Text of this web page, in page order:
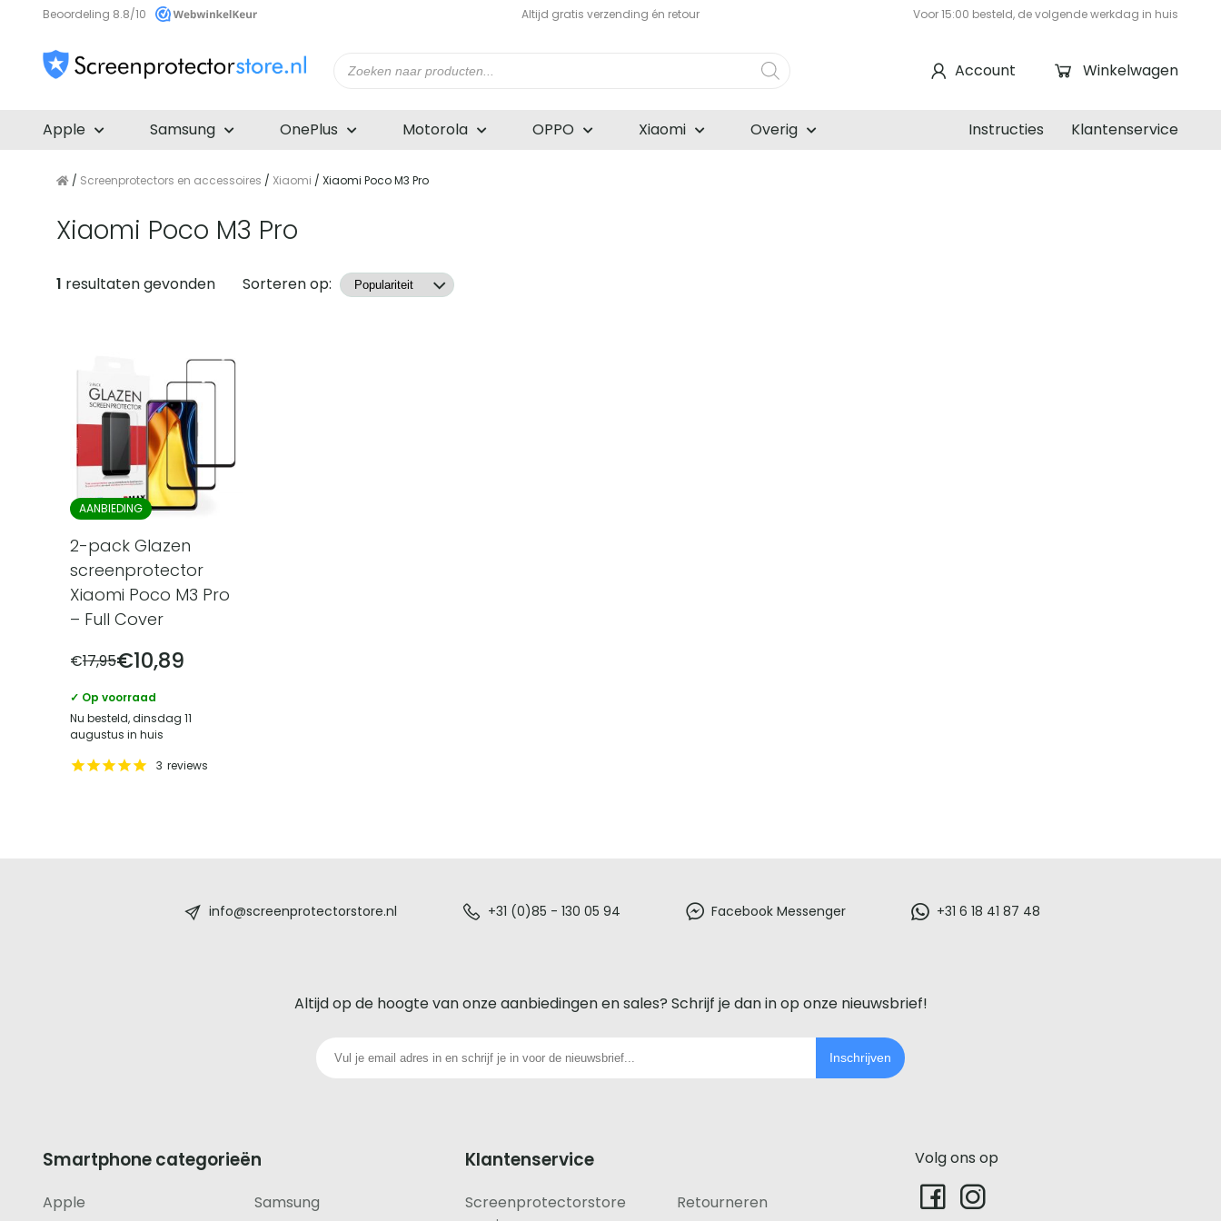
Beoordeling 8.8/10 Altijd gratis verzending én retour Voor 15:00 besteld, de volgende werkdag in huis
zoeken Winkelwagen
Account
Apple Samsung OnePlus Motorola OPPO Xiaomi Overig Klantenservice
Instructies
/ Screenprotectors en accessoires / Xiaomi / Xiaomi Poco M3 Pro
Xiaomi Poco M3 Pro
Producten
1 resultaten gevonden Sorteren op:
AANBIEDING
2-pack Glazen
screenprotector
Xiaomi Poco M3 Pro
– Full Cover
€17,95€10,89
✓ Op voorraad
Nu besteld, dinsdag 11
augustus in huis
3 reviews
iedere
telefoon
info@screenprotectorstore.nl +31 (0)85 - 130 05 94 Facebook Messenger +31 6 18 41 87 48
Altijd op de hoogte van onze aanbiedingen en sales? Schrijf je dan in op onze nieuwsbrief!
Inschrijven
Smartphone categorieën
Apple Samsung
Klantenservice
Screenprotectorstore
Retourneren
Volg ons op